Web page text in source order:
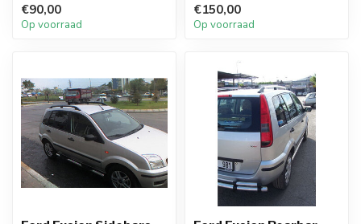
€90,00
Op voorraad
€150,00
Op voorraad